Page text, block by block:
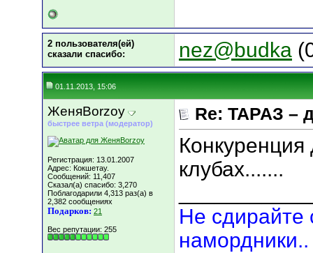
2 пользователя(ей)
сказали cпасибо:
nez@budka
01.11.2013, 15:06
ЖеняBorzoy
быстрее ветра (модератор)
Регистрация: 13.01.2007
Адрес: Кокшетау.
Сообщений: 11,407
Сказал(а) спасибо: 3,270
Поблагодарили 4,313 раз(а) в
2,382 сообщениях
Подарков: 21
Вес репутации: 255
Re: ТАРАЗ –
клубах.......
Не сдирайте
намордники..